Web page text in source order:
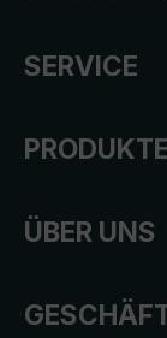
SERVICE
PRODUKTE
ÜBER UNS